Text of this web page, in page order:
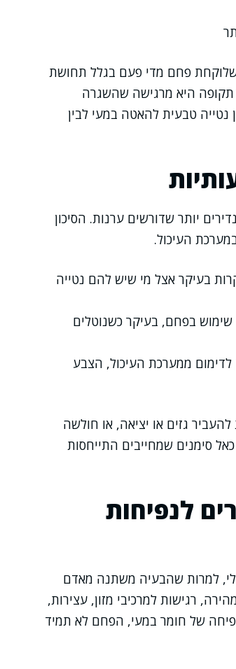
אופייני הוא של אישה בשנות ה-60 לחייה שלוקחת פחם מדי פעם בגלל תחושת
תקופה היא מרגישה שהשגרה
טבעית להאטה במעי לבין
יותר שדורשים ערנות. הסיכון
העיכול.
בעיקר אצל מי שיש להם נטייה
בפחם, בעיקר כשנוטלים
לדימום ממערכת העיכול, הצבע
גזים או יציאה, או חולשה
סימנים שמחייבים התייחסות
לנפיחות
למרות שהבעיה משתנה מאדם
רגישות למרכיבי מזון, עצירות,
של חומר במעי, הפחם לא תמיד